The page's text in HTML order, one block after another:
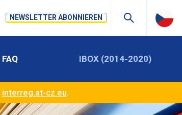
NEWSLETTER ABONNIEREN
FAQ IBOX (2014-2020)
interreg.at-cz.eu.